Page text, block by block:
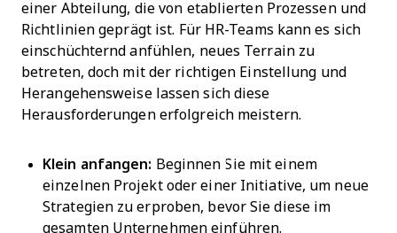
einer Abteilung, die von etablierten Prozessen und
Richtlinien geprägt ist. Für HR-Teams kann es sich
einschüchternd anfühlen, neues Terrain zu
betreten, doch mit der richtigen Einstellung und
Herangehensweise lassen sich diese
Herausforderungen erfolgreich meistern.
Klein anfangen: Beginnen Sie mit einem
einzelnen Projekt oder einer Initiative, um neue
Strategien zu erproben, bevor Sie diese im
gesamten Unternehmen einführen.